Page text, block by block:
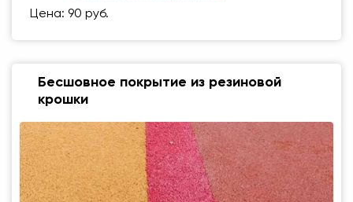
Цена: 90 руб.
Бесшовное покрытие из резиновой
крошки